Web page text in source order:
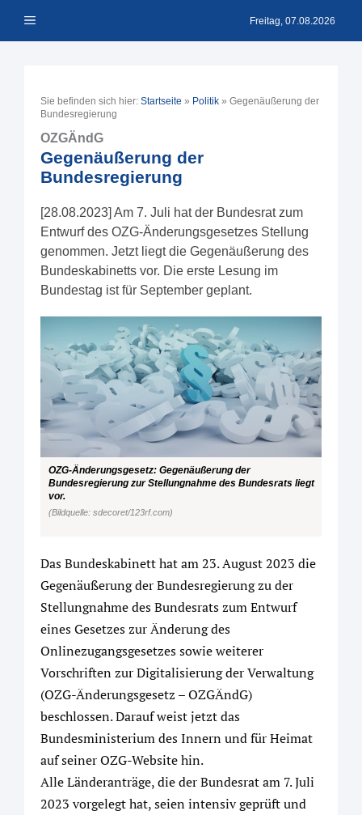
Inhalt Menü Freitag, 07.08.2026
Sie befinden sich hier: Startseite » Politik » Gegenäußerung der
Bundesregierung
OZGÄndG
Gegenäußerung der
Bundesregierung
[28.08.2023] Am 7. Juli hat der Bundesrat zum
Entwurf des OZG-Änderungsgesetzes Stellung
genommen. Jetzt liegt die Gegenäußerung des
Bundeskabinetts vor. Die erste Lesung im
Bundestag ist für September geplant.
OZG-Änderungsgesetz: Gegenäußerung der
Bundesregierung zur Stellungnahme des Bundesrats liegt
vor.
(Bildquelle: sdecoret/123rf.com)
Das Bundeskabinett hat am 23. August 2023 die
Gegenäußerung der Bundesregierung zu der
Stellungnahme des Bundesrats zum Entwurf
eines Gesetzes zur Änderung des
Onlinezugangsgesetzes sowie weiterer
Vorschriften zur Digitalisierung der Verwaltung
(OZG-Änderungsgesetz – OZGÄndG)
beschlossen. Darauf weist jetzt das
Bundesministerium des Innern und für Heimat
auf seiner OZG-Website hin.
Alle Länderanträge, die der Bundesrat am 7. Juli
2023 vorgelegt hat, seien intensiv geprüft und